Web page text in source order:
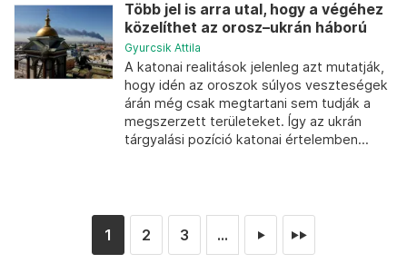
Több jel is arra utal, hogy a végéhez
közelíthet az orosz–ukrán háború
Gyurcsik Attila
A katonai realitások jelenleg azt mutatják,
hogy idén az oroszok súlyos veszteségek
árán még csak megtartani sem tudják a
megszerzett területeket. Így az ukrán
tárgyalási pozíció katonai értelemben...
1 2 3 ... ► ►►